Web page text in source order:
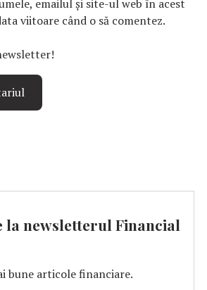
emailul și site-ul web în acest
viitoare când o să comentez.
la newsletterul Financial
bune articole financiare.